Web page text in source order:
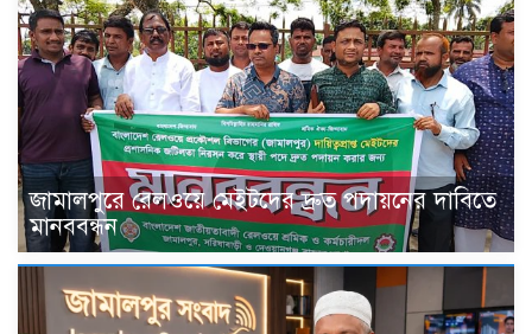
জামালপুরে রেলওয়ে মেইটদের দ্রুত পদায়নের দাবিতে
মানববন্ধন